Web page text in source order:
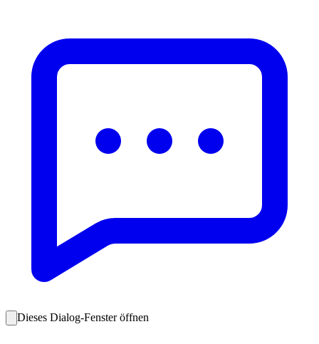
Dieses Dialog-Fenster öffnen